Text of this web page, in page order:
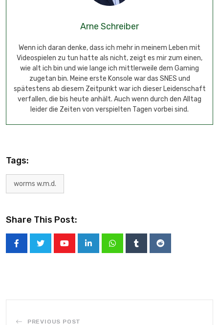
Arne Schreiber
Wenn ich daran denke, dass ich mehr in meinem Leben mit
Videospielen zu tun hatte als nicht, zeigt es mir zum einen,
wie alt ich bin und wie lange ich mittlerweile dem Gaming
zugetan bin. Meine erste Konsole war das SNES und
spätestens ab diesem Zeitpunkt war ich dieser Leidenschaft
verfallen, die bis heute anhält. Auch wenn durch den Alltag
leider die Zeiten von verspielten Tagen vorbei sind.
Tags:
worms w.m.d.
Share This Post:
PREVIOUS POST